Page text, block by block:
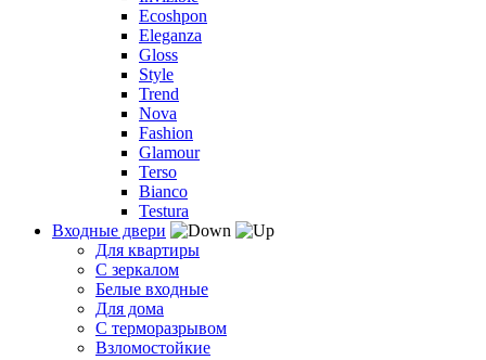
Ecoshpon
Eleganza
Gloss
Style
Trend
Nova
Fashion
Glamour
Terso
Bianco
Testura
Входные двери
Для квартиры
С зеркалом
Белые входные
Для дома
С терморазрывом
Взломостойкие